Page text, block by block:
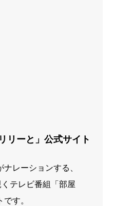
リーと」公式サイト
レーションする、
テレビ番組「部屋
す。